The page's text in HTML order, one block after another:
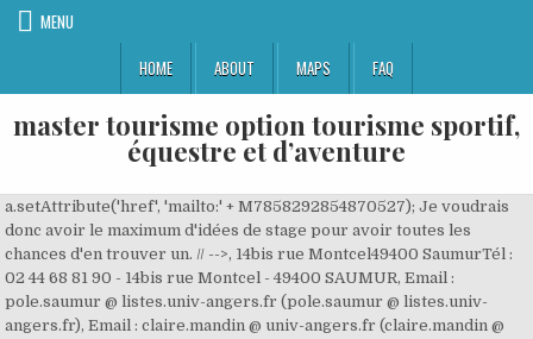
MENU
HOME
ABOUT MAPS FAQ
master tourisme option tourisme sportif,
équestre et d’aventure
a.setAttribute('href', 'mailto:' + M7858292854870527); Je voudrais
donc avoir le maximum d'idées de stage pour avoir toutes les
chances d'en trouver un. // -->, 14bis rue Montcel49400 SaumurTél :
02 44 68 81 90 - 14bis rue Montcel - 49400 SAUMUR, Email :
pole.saumur @ listes.univ-angers.fr (pole.saumur @ listes.univ-
angers.fr), Email : claire.mandin @ univ-angers.fr (claire.mandin @